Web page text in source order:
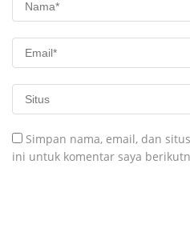
Simpan nama, email, dan
ini untuk komentar saya